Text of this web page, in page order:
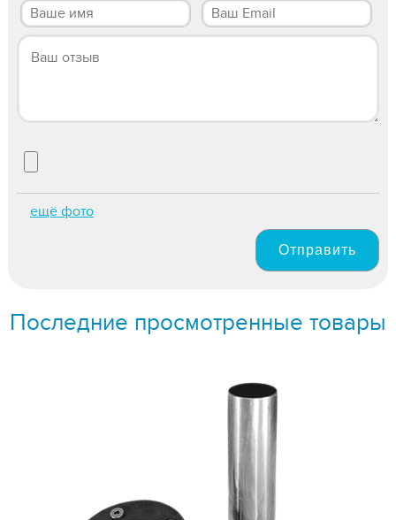
ещё фото
Отправить
Последние просмотренные товары